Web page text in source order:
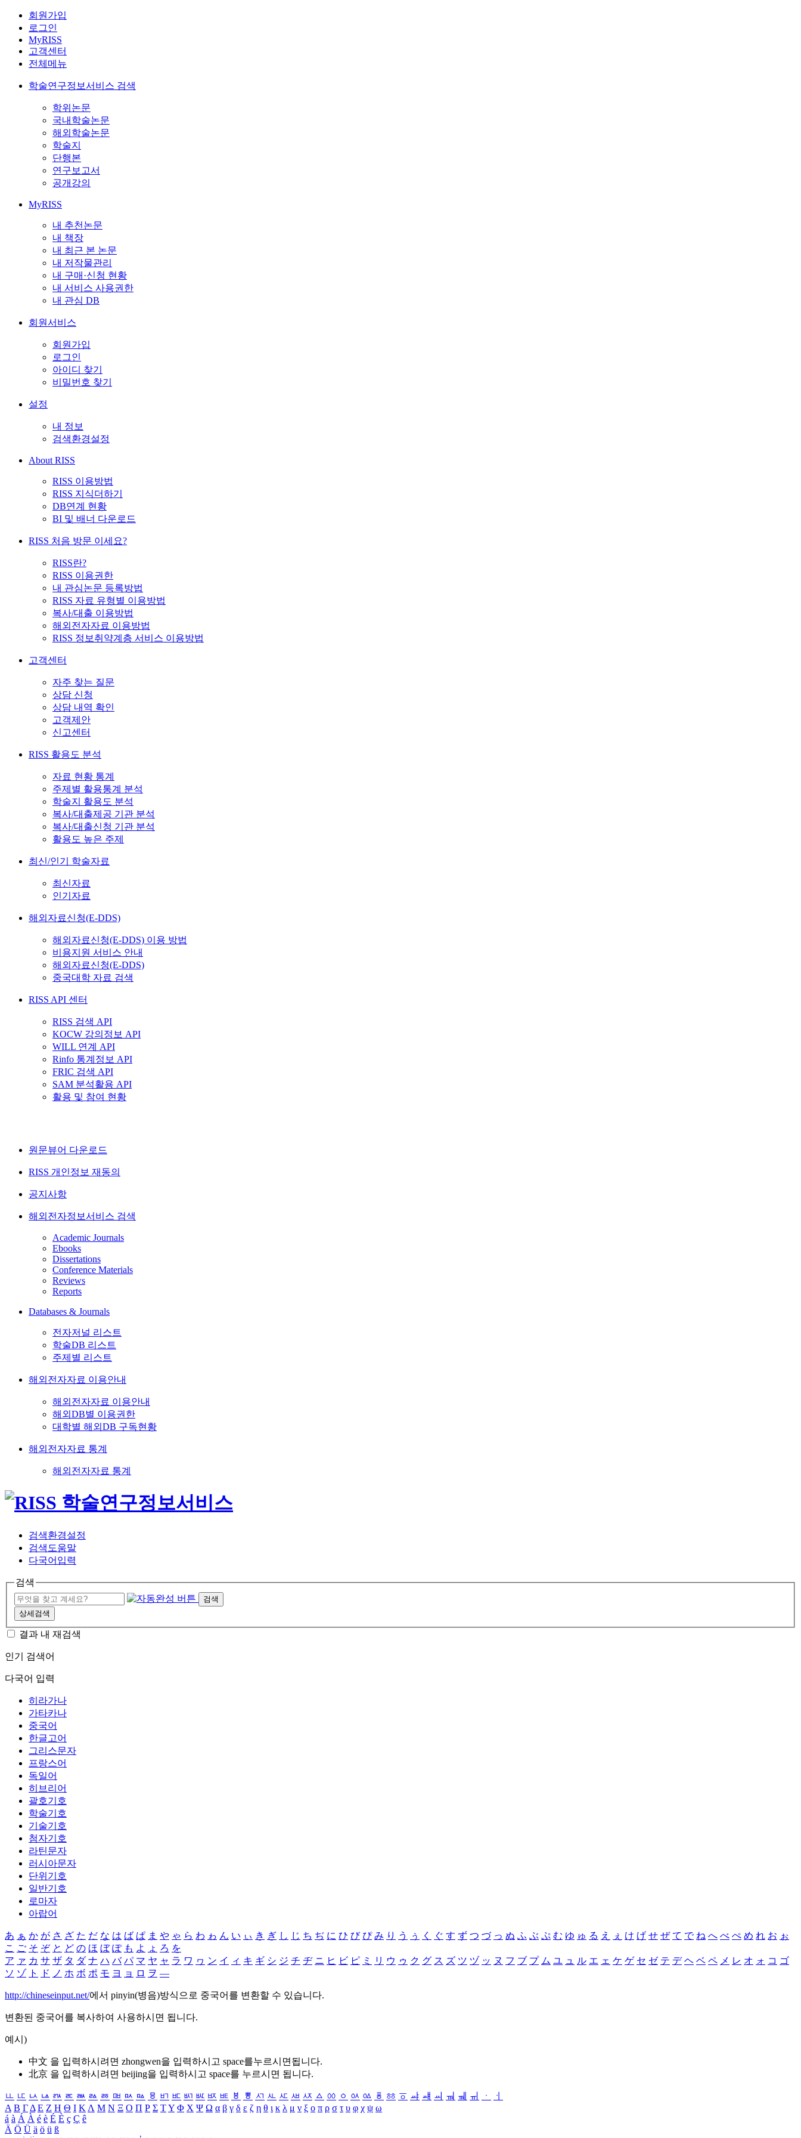
회원가입
로그인
MyRISS
고객센터
전체메뉴
학술연구정보서비스 검색
학위논문
국내학술논문
해외학술논문
학술지
단행본
연구보고서
공개강의
MyRISS
내 추천논문
내 책장
내 최근 본 논문
내 저작물관리
내 구매·신청 현황
내 서비스 사용권한
내 관심 DB
회원서비스
회원가입
로그인
아이디 찾기
비밀번호 찾기
설정
내 정보
검색환경설정
About RISS
RISS 이용방법
RISS 지식더하기
DB연계 현황
BI 및 배너 다운로드
RISS 처음 방문 이세요?
RISS란?
RISS 이용권한
내 관심논문 등록방법
RISS 자료 유형별 이용방법
복사/대출 이용방법
해외전자자료 이용방법
RISS 정보취약계층 서비스 이용방법
고객센터
자주 찾는 질문
상담 신청
상담 내역 확인
고객제안
신고센터
RISS 활용도 분석
자료 현황 통계
주제별 활용통계 분석
학술지 활용도 분석
복사/대출제공 기관 분석
복사/대출신청 기관 분석
활용도 높은 주제
최신/인기 학술자료
최신자료
인기자료
해외자료신청(E-DDS)
해외자료신청(E-DDS) 이용 방법
비용지원 서비스 안내
해외자료신청(E-DDS)
중국대학 자료 검색
RISS API 센터
RISS 검색 API
KOCW 강의정보 API
WILL 연계 API
Rinfo 통계정보 API
FRIC 검색 API
SAM 분석활용 API
활용 및 참여 현황
원문뷰어 다운로드
RISS 개인정보 재동의
공지사항
해외전자정보서비스 검색
Academic Journals
Ebooks
Dissertations
Conference Materials
Reviews
Reports
Databases & Journals
전자저널 리스트
학술DB 리스트
주제별 리스트
해외전자자료 이용안내
해외전자자료 이용안내
해외DB별 이용권한
대학별 해외DB 구독현황
해외전자자료 통계
해외전자자료 통계
검색환경설정
검색도움말
다국어입력
검색
검색
상세검색
결과 내 재검색
인기 검색어
다국어 입력
히라가나
가타카나
중국어
한글고어
그리스문자
프랑스어
독일어
히브리어
괄호기호
학술기호
기술기호
첨자기호
라틴문자
러시아문자
단위기호
일반기호
로마자
아랍어
あ ぁ か が さ ざ た だ な は ば ぱ ま や ゃ ら わ ゎ ん い ぃ き ぎ し じ ち ぢ に ひ び ぴ み り う ぅ く ぐ す ず つ づ っ ぬ ふ ぶ ぷ む ゆ ゅ る え ぇ け げ せ ぜ て で ね へ べ ぺ め れ お ぉ
こ ご そ ぞ と ど の ほ ぼ ぽ も よ ょ ろ を
ア ァ カ サ ザ タ ダ ナ ハ バ パ マ ヤ ャ ラ ワ ヮ ン イ ィ キ ギ シ ジ チ ヂ ニ ヒ ビ ピ ミ リ ウ ゥ ク グ ス ズ ツ ヅ ッ ヌ フ ブ プ ム ユ ュ ル エ ェ ケ ゲ セ ゼ テ デ ヘ ベ ペ メ レ オ ォ コ ゴ
ソ ゾ ト ド ノ ホ ボ ポ モ ヨ ョ ロ ヲ ―
http://chineseinput.net/에서 pinyin(병음)방식으로 중국어를 변환할 수 있습니다.
변환된 중국어를 복사하여 사용하시면 됩니다.
예시)
中文 을 입력하시려면 zhongwen을 입력하시고 space를누르시면됩니다.
北京 을 입력하시려면 beijing을 입력하시고 space를 누르시면 됩니다.
ㅥ ㅦ ㅧ ㅨ ㅩ ㅪ ㅫ ㅬ ㅭ ㅮ ㅯ ㅰ ㅱ ㅲ ㅳ ㅴ ㅵ ㅶ ㅷ ㅸ ㅹ ㅺ ㅻ ㅼ ㅽ ㅾ ㅿ ㆀ ㆁ ㆂ ㆃ ㆄ ㆅ ㆆ ㆇ ㆈ ㆉ ㆊ ㆋ ㆌ ㆍ
ㆎ
Α Β ΓΔ Ε Ζ Η Θ Ι ΚΛ Μ Ν Ξ Ο Π Ρ Σ ΤΥ Φ Χ Ψ Ω α β γ δ ε ζ η θ ι κ λ μ ν ξ ο π ρ σ τ υ φ χ ψ ω
á à Á À é è É È ç Ç ê
Ä Ö Ü ä ö ü ß